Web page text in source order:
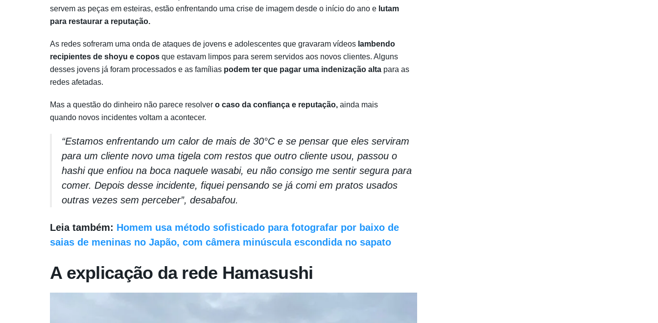
servem as peças em esteiras, estão enfrentando uma crise de imagem desde o início do ano e lutam
para restaurar a reputação.
As redes sofreram uma onda de ataques de jovens e adolescentes que gravaram vídeos lambendo
recipientes de shoyu e copos que estavam limpos para serem servidos aos novos clientes. Alguns
desses jovens já foram processados e as famílias podem ter que pagar uma indenização alta para as
redes afetadas.
Mas a questão do dinheiro não parece resolver o caso da confiança e reputação, ainda mais
quando novos incidentes voltam a acontecer.
“Estamos enfrentando um calor de mais de 30°C e se pensar que eles serviram
para um cliente novo uma tigela com restos que outro cliente usou, passou o
hashi que enfiou na boca naquele wasabi, eu não consigo me sentir segura para
comer. Depois desse incidente, fiquei pensando se já comi em pratos usados
outras vezes sem perceber”, desabafou.
Leia também: Homem usa método sofisticado para fotografar por baixo de
saias de meninas no Japão, com câmera minúscula escondida no sapato
A explicação da rede Hamasushi